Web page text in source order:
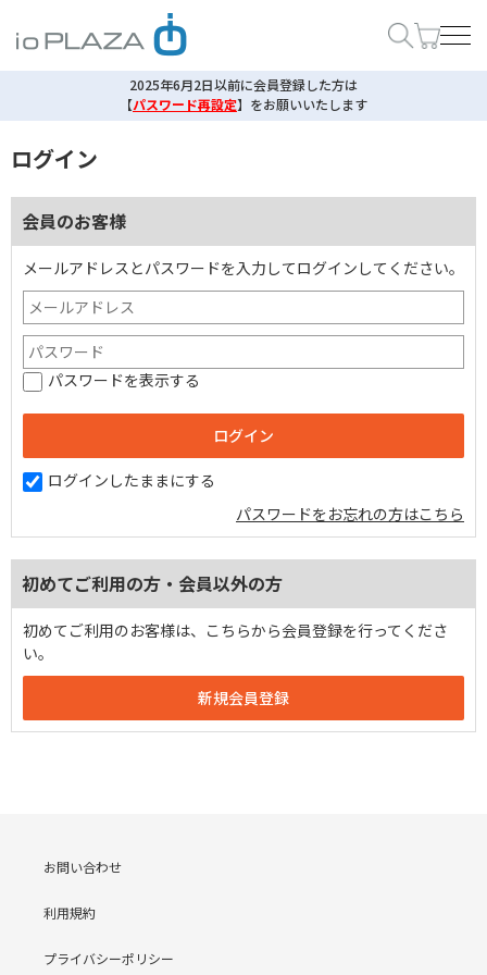
2025年6月2日以前に会員登録した方は
【パスワード再設定】 をお願いいたします
ログイン
会員のお客様
メールアドレスとパスワードを入力してログインしてください。
パスワードを表示する
ログインしたままにする
パスワードをお忘れの方はこちら
初めてご利用の方・会員以外の方
初めてご利用のお客様は、こちらから会員登録を行ってくださ
い。
お問い合わせ
利用規約
プライバシーポリシー